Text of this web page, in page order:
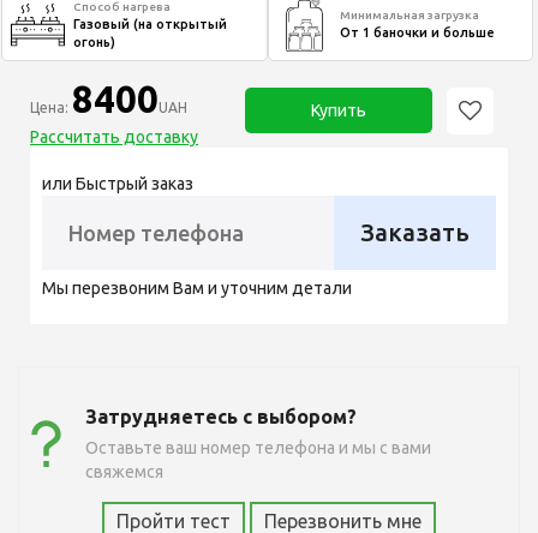
Способ нагрева
Газовый (на открытый
огонь)
Минимальная загрузка
От 1 баночки и больше
Цена: 8400UAH
Рассчитать доставку
Купить
или Быстрый заказ
Заказать
Мы перезвоним Вам и уточним детали
Затрудняетесь с выбором?
Оставьте ваш номер телефона и мы с вами
свяжемся
Пройти тест Перезвонить мне